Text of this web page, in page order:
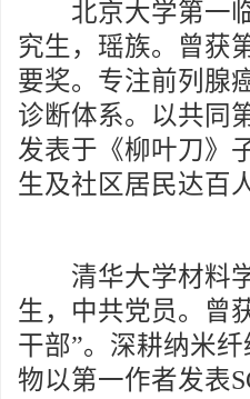
北京大学第一临
究生，瑶族。曾获
要奖。专注前列腺
诊断体系。以共同
发表于《柳叶刀》
生及社区居民达百
清华大学材料学
生，中共党员。曾
干部”。深耕纳米
物以第一作者发表